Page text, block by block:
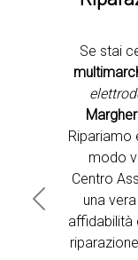
Se stai
Ripariamo
modo
Centro
una
affidabilità
Previous